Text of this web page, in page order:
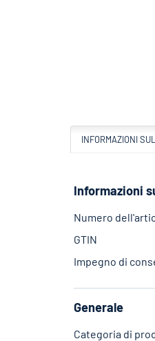
INFORMAZIONI
Informazioni
Numero
GTIN
Impegno di
Generale
Categoria di